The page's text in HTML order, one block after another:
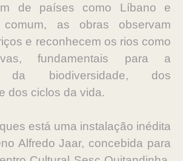
de países como Líbano e
as obras observam
e reconhecem os rios como
fundamentais para a
da biodiversidade, dos
dos ciclos da vida.
está uma instalação inédita
Alfredo Jaar, concebida para